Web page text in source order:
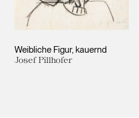
Weibliche Figur, kauernd
Josef Pillhofer